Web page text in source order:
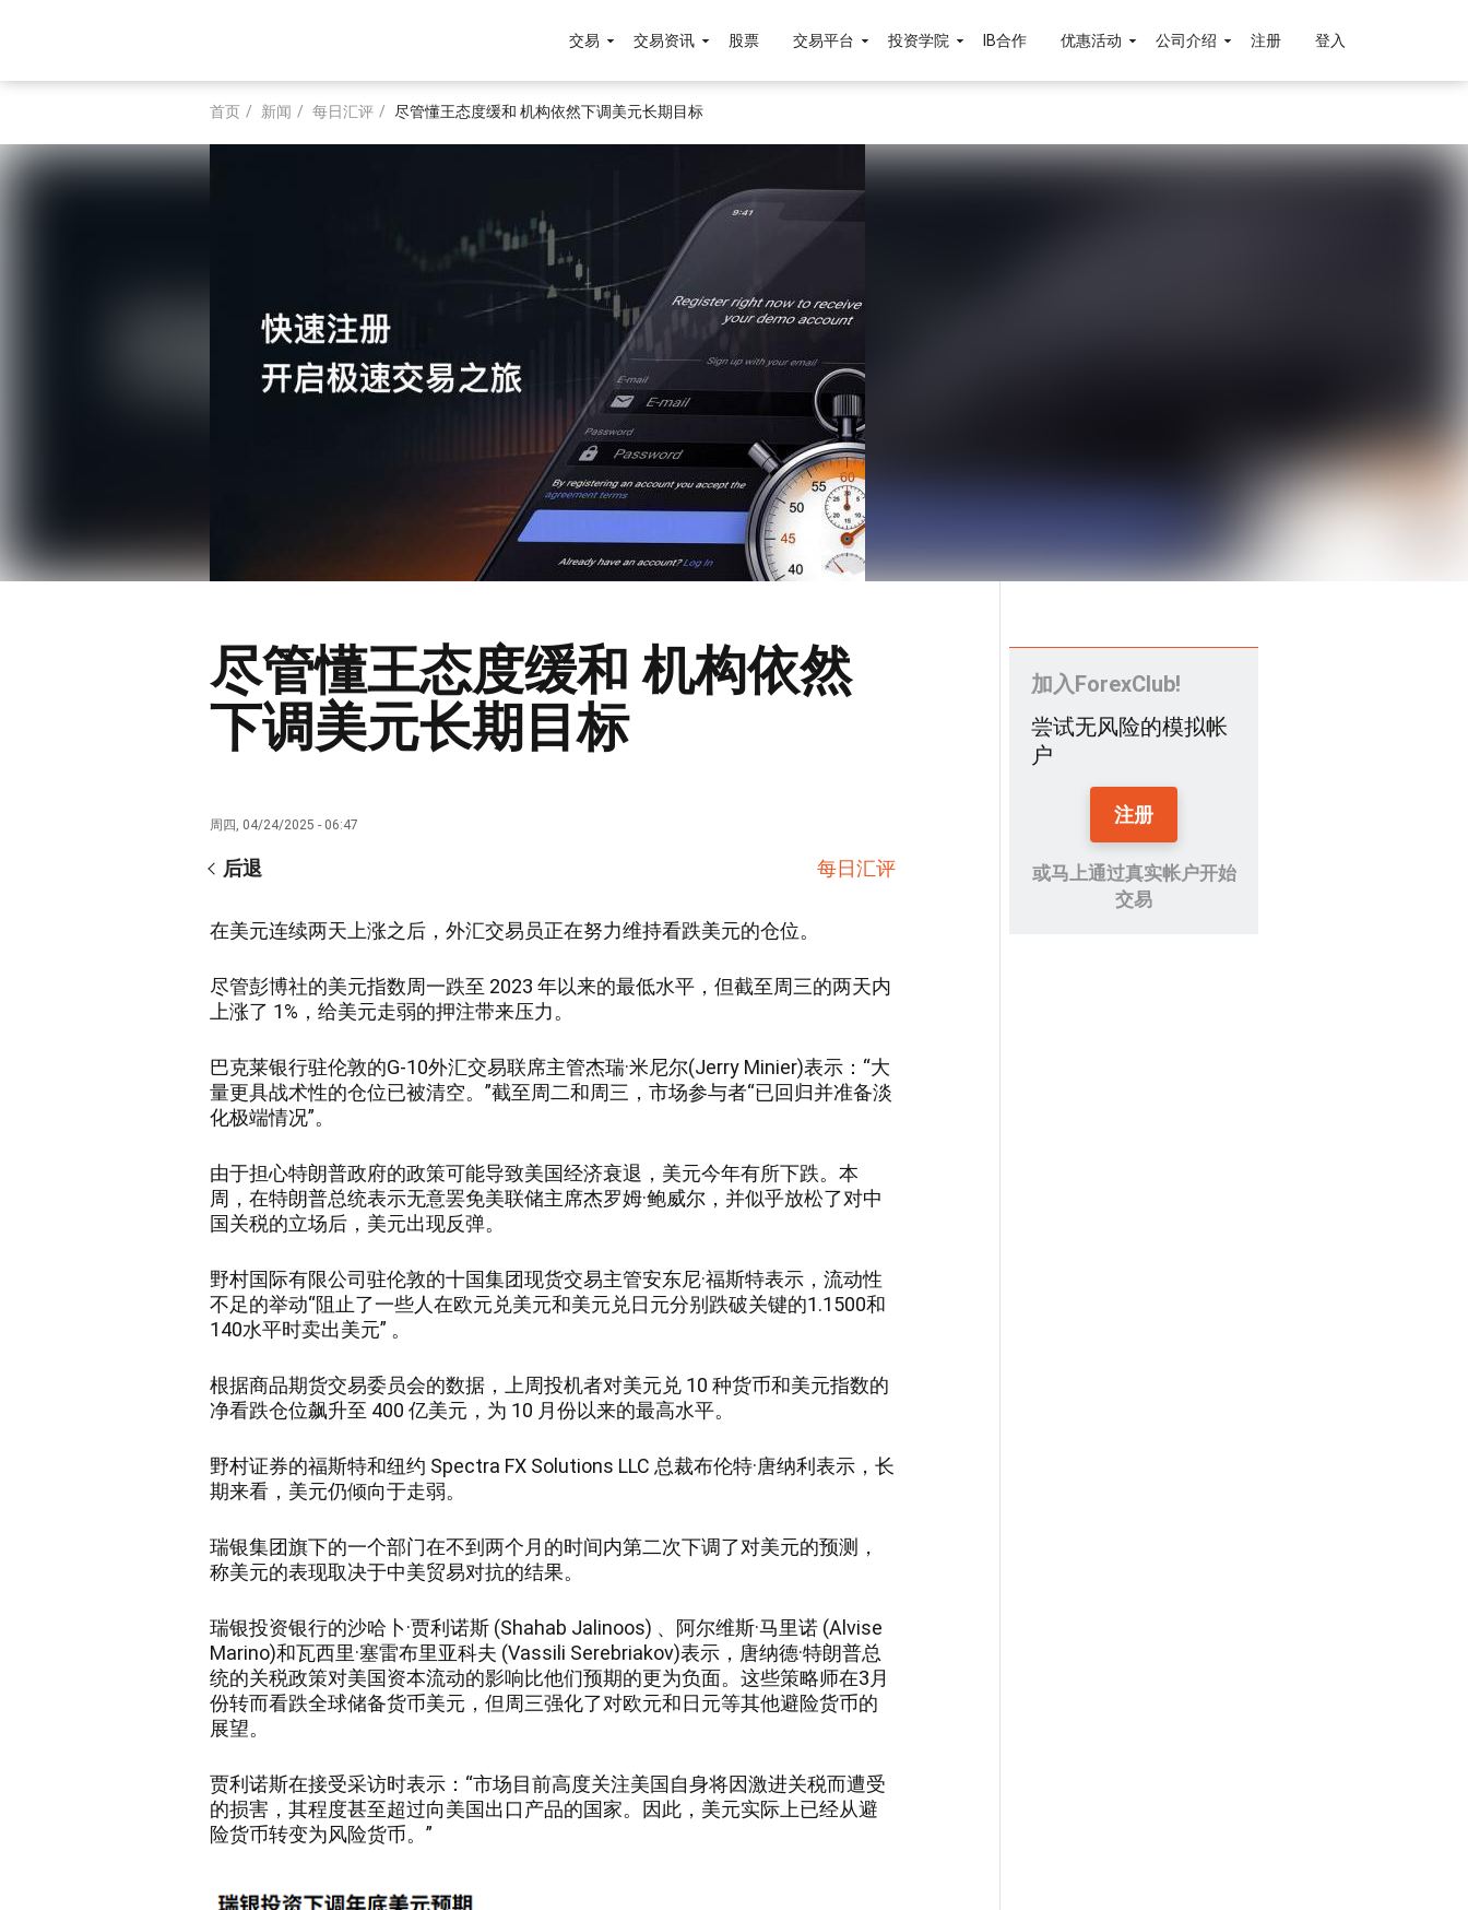
主
容
Main
navigation
交易 交易资讯 股票 交易平台 投资学院 IB合作 优惠活动 公司介绍 注册 登入
面
首页 新闻 每日汇评 尽管懂王态度缓和 机构依然下调美元长期目标
尽管懂王态度缓和 机构依然
下调美元长期目标
周四, 04/24/2025 - 06:47
后退 每日汇评
在美元连续两天上涨之后，外汇交易员正在努力维持看跌美元的仓位。
尽管彭博社的美元指数周一跌至 2023 年以来的最低水平，但截至周三的两天内
上涨了 1%，给美元走弱的押注带来压力。
巴克莱银行驻伦敦的G-10外汇交易联席主管杰瑞·米尼尔(Jerry Minier)表示：“大
量更具战术性的仓位已被清空。”截至周二和周三，市场参与者“已回归并准备淡
化极端情况”。
由于担心特朗普政府的政策可能导致美国经济衰退，美元今年有所下跌。本
周，在特朗普总统表示无意罢免美联储主席杰罗姆·鲍威尔，并似乎放松了对中
国关税的立场后，美元出现反弹。
野村国际有限公司驻伦敦的十国集团现货交易主管安东尼·福斯特表示，流动性
不足的举动“阻止了一些人在欧元兑美元和美元兑日元分别跌破关键的1.1500和
140水平时卖出美元” 。
根据商品期货交易委员会的数据，上周投机者对美元兑 10 种货币和美元指数的
净看跌仓位飙升至 400 亿美元，为 10 月份以来的最高水平。
野村证券的福斯特和纽约 Spectra FX Solutions LLC 总裁布伦特·唐纳利表示，长
期来看，美元仍倾向于走弱。
瑞银集团旗下的一个部门在不到两个月的时间内第二次下调了对美元的预测，
称美元的表现取决于中美贸易对抗的结果。
瑞银投资银行的沙哈卜·贾利诺斯 (Shahab Jalinoos) 、阿尔维斯·马里诺 (Alvise
Marino)和瓦西里·塞雷布里亚科夫 (Vassili Serebriakov)表示，唐纳德·特朗普总
统的关税政策对美国资本流动的影响比他们预期的更为负面。这些策略师在3月
份转而看跌全球储备货币美元，但周三强化了对欧元和日元等其他避险货币的
展望。
贾利诺斯在接受采访时表示：“市场目前高度关注美国自身将因激进关税而遭受
的损害，其程度甚至超过向美国出口产品的国家。因此，美元实际上已经从避
险货币转变为风险货币。”
加入ForexClub!
尝试无风险的模拟帐
户
注册
或马上通过真实帐户开始
交易